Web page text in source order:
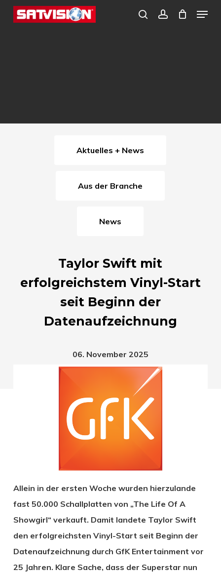
Skip
search
Menu
Aktuelles + News
Aus der Branche
News
Taylor Swift mit
erfolgreichstem Vinyl-Start
seit Beginn der
Datenaufzeichnung
06. November 2025
Allein in der ersten Woche wurden hierzulande
fast 50.000 Schallplatten von „The Life Of A
Showgirl“ verkauft. Damit landete Taylor Swift
den erfolgreichsten Vinyl-Start seit Beginn der
Datenaufzeichnung durch GfK Entertainment vor
25 Jahren. Klare Sache, dass der Superstar nun